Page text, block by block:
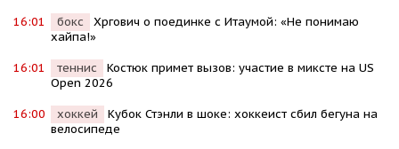
16:01 бокс
Хргович о поединке с Итаумой: «Не понимаю
хайпа!»
16:01 теннис
Костюк примет вызов: участие в миксте на US
Open 2026
16:00 хоккей
Кубок Стэнли в шоке: хоккеист сбил бегуна на
велосипеде